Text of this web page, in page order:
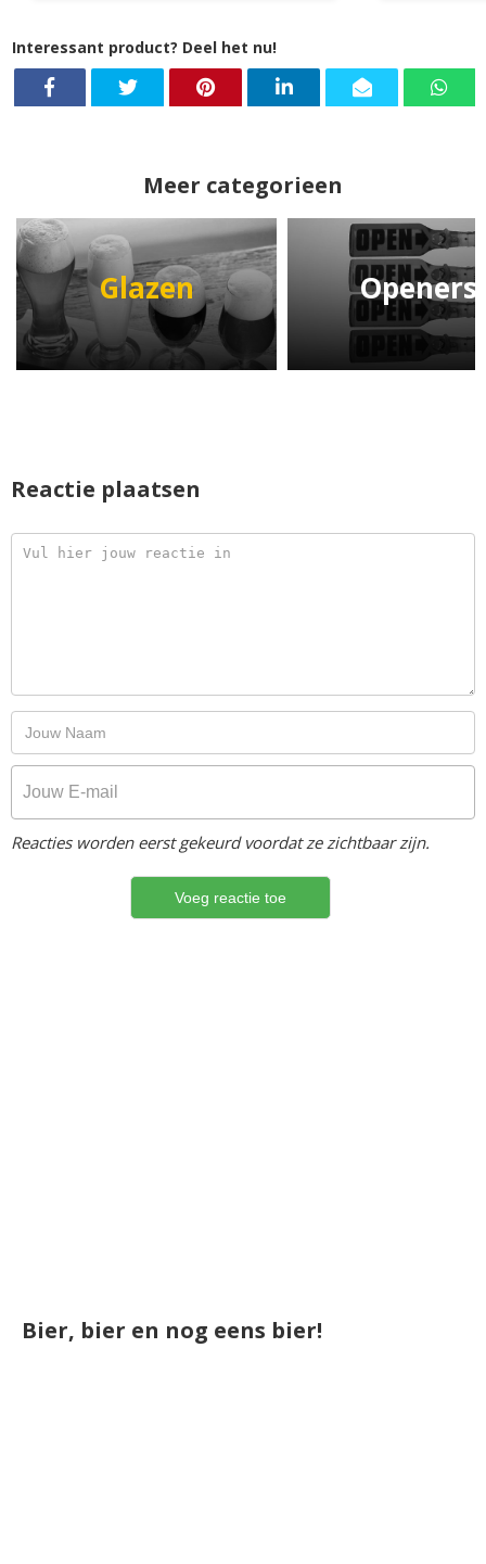
Interessant product? Deel het nu!
Meer categorieen
Glazen Openers
Reactie plaatsen
Reacties worden eerst gekeurd voordat ze zichtbaar zijn.
Bier, bier en nog eens bier!